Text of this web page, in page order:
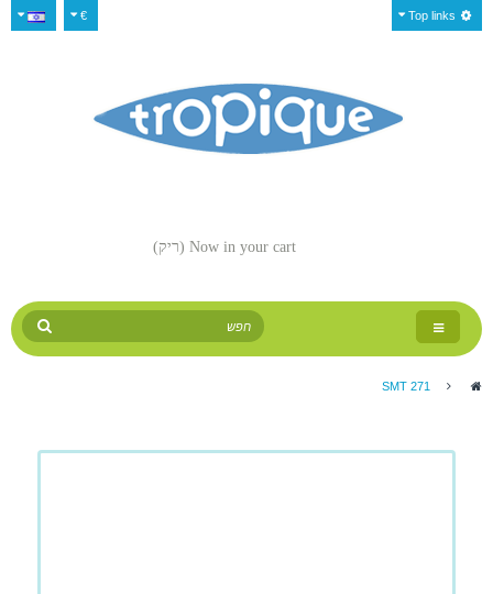
€ Top links
Now in your cart (ריק)
Toggle
navigation
>